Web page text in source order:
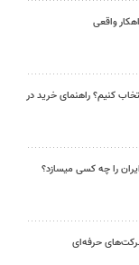
کنیم؟ راهنمای خرید در
را چه کسی میسازد؟
شرکت‌های حرفه‌ای